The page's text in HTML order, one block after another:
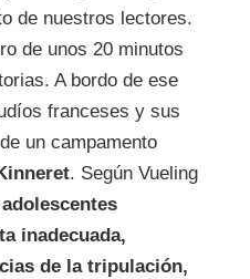
de nuestros lectores.
de unos 20 minutos
A bordo de ese
franceses y sus
un campamento
. Según Vueling
inadecuada,
de la tripulación,